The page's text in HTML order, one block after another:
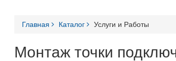
Главная Каталог Услуги и Работы
Монтаж точки